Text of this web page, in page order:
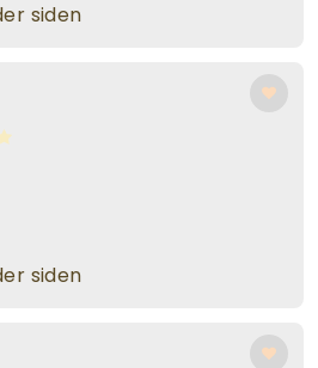
siden
siden